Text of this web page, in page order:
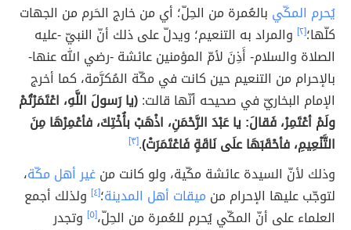
يُحرم المكّي بالعُمرة من الحِلّ؛ أي من خارج الحَرم من الجهات
كلّها؛[٢]
والمراد به التنعيم؛ ويدلّ على ذلك أنّ النبيّ -عليه
الصلاة والسلام- أَذِنَ لأمّ المؤمنين عائشة -رضي الله عنها-
بالإحرام من التنعيم حين كانت في مكّة المُكرَّمة، كما أخرج
الإمام البخاريّ في صحيحه أنّها قالت:(يا رَسولَ اللَّهِ، اعْتَمَرْتُمْ
ولَمْ أعْتَمِرْ، فَقالَ: يا عَبْدَ الرَّحْمَنِ، اذْهَبْ بأُخْتِكَ، فأعْمِرْهَا مِنَ
التَّنْعِيمِ، فأحْقَبَهَا علَى نَاقَةٍ فَاعْتَمَرَتْ).[٣]
وذلك لأنّ السيدة عائشة مكّية، ولو كانت منغير أهل مكّة،
لتوجّب عليها الإحرام من ميقات أهل المدينة؛[٤]
ولذلك أجمع
العلماء على أنّ المكّي يُحرم للعُمرة من الحِلّ،[٥]
وتجدر